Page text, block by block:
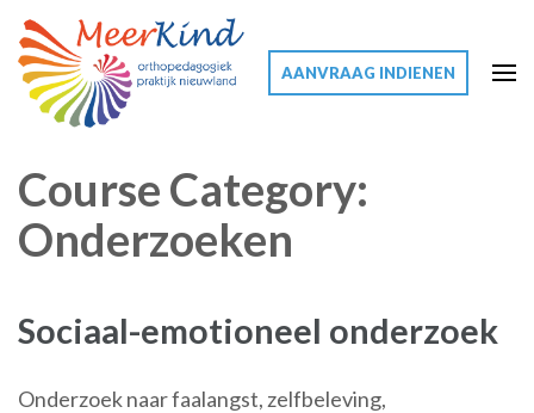
AANVRAAG INDIENEN
Course Category:
Onderzoeken
Sociaal-emotioneel onderzoek
Onderzoek naar faalangst, zelfbeleving,